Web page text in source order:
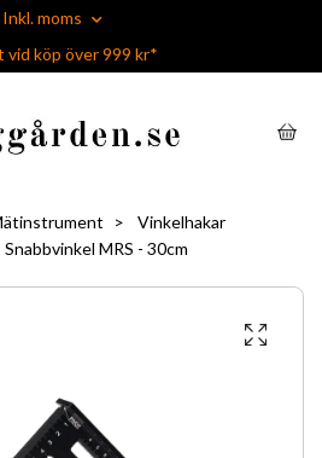
Inkl. moms
vid köp över 999 kr*
Vinkelhakar
MRS - 30cm